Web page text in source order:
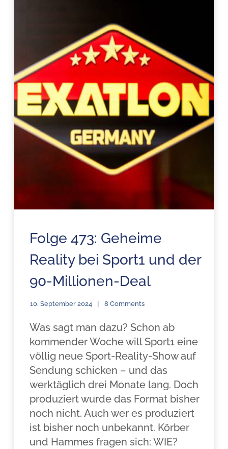
Folge 473: Geheime
Reality bei Sport1 und der
90-Millionen-Deal
10. September 2024 8 Comments
Was sagt man dazu? Schon ab
kommender Woche will Sport1 eine
völlig neue Sport-Reality-Show auf
Sendung schicken – und das
werktäglich drei Monate lang. Doch
produziert wurde das Format bisher
noch nicht. Auch wer es produziert
ist bisher noch unbekannt. Körber
und Hammes fragen sich: WIE?